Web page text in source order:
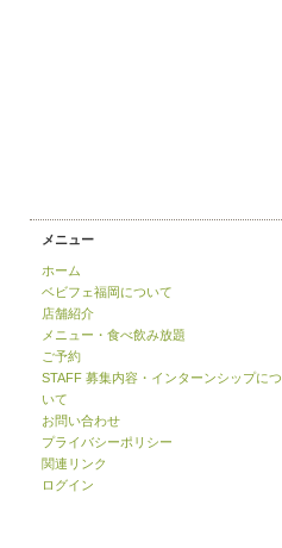
メニュー
ホーム
ベビフェ福岡について
店舗紹介
メニュー・食べ飲み放題
ご予約
STAFF 募集内容・インターンシップにつ
いて
お問い合わせ
プライバシーポリシー
関連リンク
ログイン